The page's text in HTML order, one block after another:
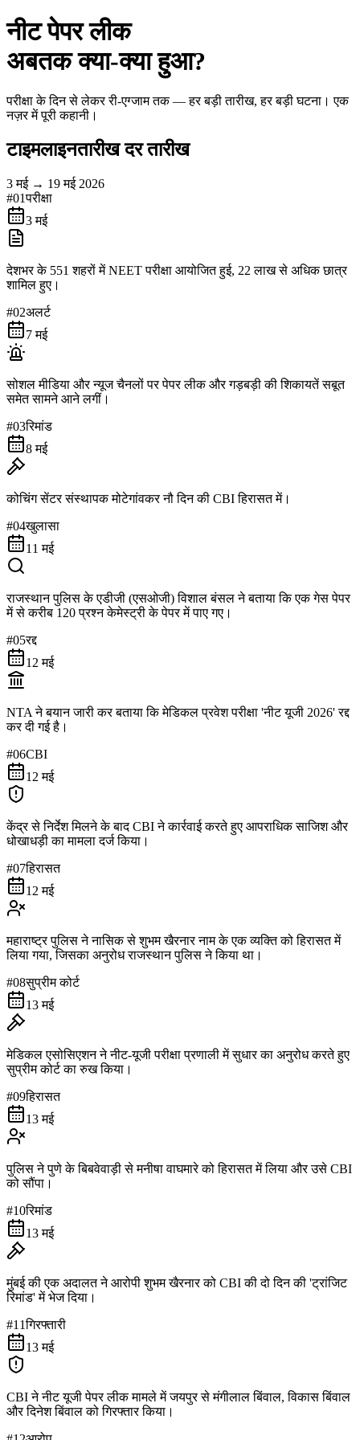
नीट पेपर लीक
अबतक क्या-क्या हुआ?
परीक्षा के दिन से लेकर री-एग्जाम तक — हर बड़ी तारीख, हर बड़ी घटना। एक
नज़र में पूरी कहानी।
टाइमलाइनतारीख दर तारीख
3 मई → 19 मई 2026
#01परीक्षा
3 मई
देशभर के 551 शहरों में NEET परीक्षा आयोजित हुई, 22 लाख से अधिक छात्र
शामिल हुए।
#02अलर्ट
7 मई
सोशल मीडिया और न्यूज चैनलों पर पेपर लीक और गड़बड़ी की शिकायतें सबूत
समेत सामने आने लगीं।
#03रिमांड
8 मई
कोचिंग सेंटर संस्थापक मोटेगांवकर नौ दिन की CBI हिरासत में।
#04खुलासा
11 मई
राजस्थान पुलिस के एडीजी (एसओजी) विशाल बंसल ने बताया कि एक गेस पेपर
में से करीब 120 प्रश्न केमेस्ट्री के पेपर में पाए गए।
#05रद्द
12 मई
NTA ने बयान जारी कर बताया कि मेडिकल प्रवेश परीक्षा 'नीट यूजी 2026' रद्द
कर दी गई है।
#06CBI
12 मई
केंद्र से निर्देश मिलने के बाद CBI ने कार्रवाई करते हुए आपराधिक साजिश और
धोखाधड़ी का मामला दर्ज किया।
#07हिरासत
12 मई
महाराष्ट्र पुलिस ने नासिक से शुभम खैरनार नाम के एक व्यक्ति को हिरासत में
लिया गया, जिसका अनुरोध राजस्थान पुलिस ने किया था।
#08सुप्रीम कोर्ट
13 मई
मेडिकल एसोसिएशन ने नीट-यूजी परीक्षा प्रणाली में सुधार का अनुरोध करते हुए
सुप्रीम कोर्ट का रुख किया।
#09हिरासत
13 मई
पुलिस ने पुणे के बिबवेवाड़ी से मनीषा वाघमारे को हिरासत में लिया और उसे CBI
को सौंपा।
#10रिमांड
13 मई
मुंबई की एक अदालत ने आरोपी शुभम खैरनार को CBI की दो दिन की 'ट्रांजिट
रिमांड' में भेज दिया।
#11गिरफ्तारी
13 मई
CBI ने नीट यूजी पेपर लीक मामले में जयपुर से मंगीलाल बिंवाल, विकास बिंवाल
और दिनेश बिंवाल को गिरफ्तार किया।